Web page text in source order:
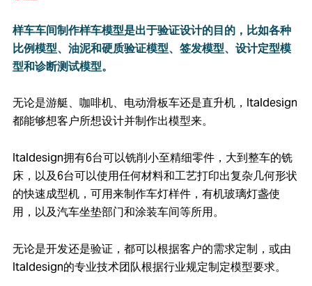
样车车间制作样车模型是出于验证设计的目的，比如各种
比例模型、油泥和硬质验证模型、签发模型、设计定型模
型和诊断测试模型。
无论是游艇、咖啡机、电动滑板车还是直升机，Italdesign
都能够想客户所想设计并制作出模型来。
Italdesign拥有6台可以铣削小至精细零件，大到整车的铣
床，以及6台可以使用任何材料和工艺打印出复杂几何形状
的快速成型机，可用来制作车灯样件，有机玻璃灯盏使
用，以及汽车坐垫部门和涂装车间等所用。
无论是开发还是验证，都可以根据客户的需求定制，或由
Italdesign的专业技术团队根据行业规定制定模型要求。